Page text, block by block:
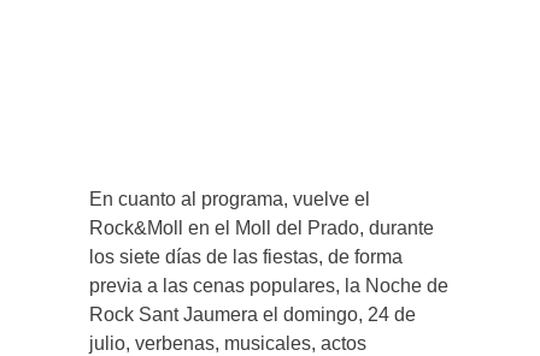
En cuanto al programa, vuelve el
Rock&Moll en el Moll del Prado, durante
los siete días de las fiestas, de forma
previa a las cenas populares, la Noche de
Rock Sant Jaumera el domingo, 24 de
julio, verbenas, musicales, actos